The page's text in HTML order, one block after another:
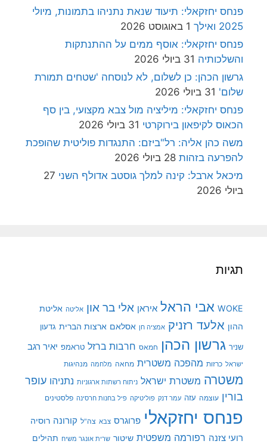
פנחס יחזקאלי: תיעוד שנאת נתניהו בתמונות, מיולי
2025 ואילך
1 באוגוסט 2026
פנחס יחזקאלי: אוסף ממים על ההתנתקות
והשלכותיה 31 ביולי 2026
גרשון הכהן: כן לשלום, לא לנוסחה 'שטחים תמורת
שלום' 31 ביולי 2026
פנחס יחזקאלי: מיליציה מול צבא מקצועי, בין סף
הכאוס לקיפאון בירוקרטי 31 ביולי 2026
משה כהן אליה: רל"ביזם: התנגדות פוליטית שהופכת
להפרעה בזהות 28 ביולי 2026
מיכאל ארבל: קינה למלך גוסטב אדולף השני 27
ביולי 2026
תגיות
WOKE אבי הראל איראן אלי בר און אליטה אליטת
ההון אלעד רזניק אמציה חן אסלאם ארצות הברית גדעון
שניר גרשון הכהן חמאס חרבות ברזל טראמפ יאיר רגב
ישראל כרזות מהפכה משטרית מחאה מלחמה מנהיגות
משטרה משטרת ישראל ניתוח רשתות ארגוניות נתניהו עופר
בורין עוצמה עזה עמר דנק פוליטיקה פיל בחנות חרסינה פלסטינים
פנחס יחזקאלי פרוגרס צבא צה"ל קורונה רוסיה
רועי צזנה רפורמה משפטית שיטור שרית אונגר משיח תהילים